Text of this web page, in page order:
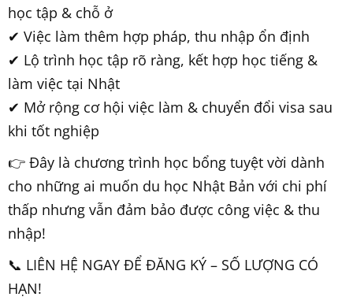
học tập & chỗ ở
✔ Việc làm thêm hợp pháp, thu nhập ổn định
✔ Lộ trình học tập rõ ràng, kết hợp học tiếng &
làm việc tại Nhật
✔ Mở rộng cơ hội việc làm & chuyển đổi visa sau
khi tốt nghiệp
👉 Đây là chương trình học bổng tuyệt vời dành
cho những ai muốn du học Nhật Bản với chi phí
thấp nhưng vẫn đảm bảo được công việc & thu
nhập!
📞 LIÊN HỆ NGAY ĐỂ ĐĂNG KÝ – SỐ LƯỢNG CÓ
HẠN!